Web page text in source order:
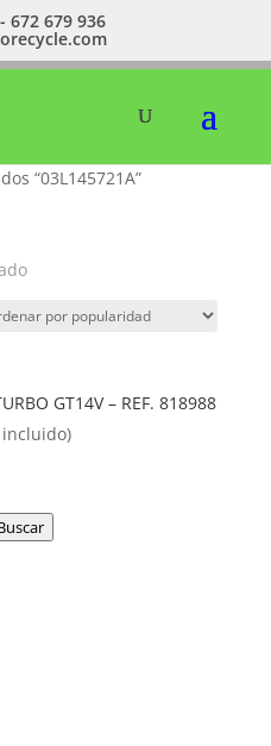
672 679 936
“03L145721A”
GT14V – REF. 818988